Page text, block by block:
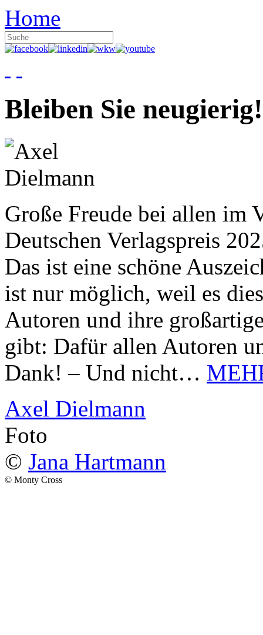
Home
Bleiben Sie neugierig!
Große Freude bei allen im
Deutschen Verlagspreis
Das ist eine schöne
ist nur möglich, weil es
Autoren und ihre
gibt: Dafür allen Autoren
Dank! – Und nicht…
Axel Dielmann
Foto
© Jana Hartmann
© Monty Cross